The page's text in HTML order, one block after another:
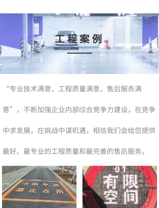
工程案例
“专业技术满意，工程质量满意，售后服务满
意”，不断加强企业内部综合竞争力建设，在竞争
中求发展，在挑战中谋机遇，相信我们会给您提供
最好、最专业的工程质量和最完善的售后服务。